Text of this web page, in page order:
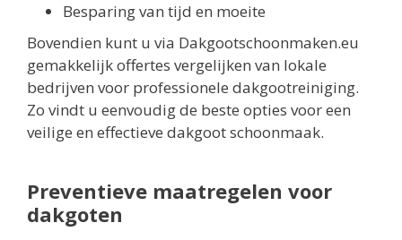
Besparing van tijd en moeite
Bovendien kunt u via Dakgootschoonmaken.eu
gemakkelijk offertes vergelijken van lokale
bedrijven voor professionele dakgootreiniging.
Zo vindt u eenvoudig de beste opties voor een
veilige en effectieve dakgoot schoonmaak.
Preventieve maatregelen voor
dakgoten